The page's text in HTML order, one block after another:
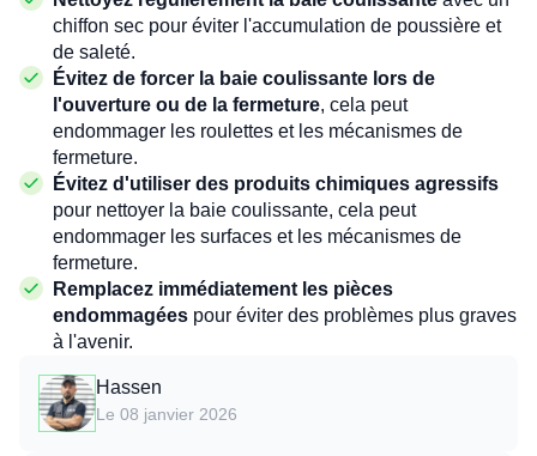
chiffon sec pour éviter l'accumulation de poussière et
de saleté.
Évitez de forcer la baie coulissante lors de
l'ouverture ou de la fermeture, cela peut
endommager les roulettes et les mécanismes de
fermeture.
Évitez d'utiliser des produits chimiques agressifs
pour nettoyer la baie coulissante, cela peut
endommager les surfaces et les mécanismes de
fermeture.
Remplacez immédiatement les pièces
endommagées pour éviter des problèmes plus graves
à l'avenir.
Hassen
Le 08 janvier 2026